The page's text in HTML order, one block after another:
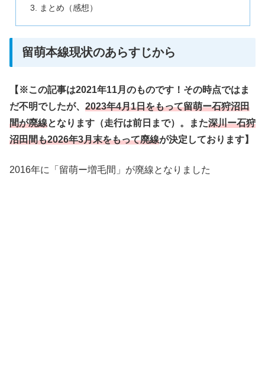
まとめ（感想）
留萌本線現状のあらすじから
【※この記事は2021年11月のものです！その時点ではま
だ不明でしたが、 2023年4月1日をもって留萌ー石狩沼田
間が廃線となります（走行は前日まで）。また深川ー石狩
沼田間も2026年3月末をもって廃線が決定しております】
2016年に「留萌ー増毛間」が廃線となりました